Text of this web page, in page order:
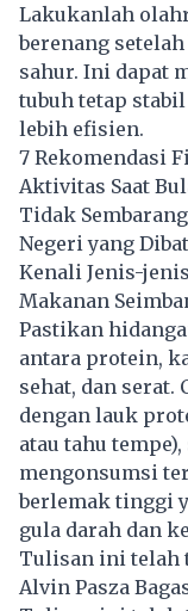
Lakukanlah
berenang
sahur. Ini dapat
tubuh tetap
lebih efisien.
7 Rekomendasi
Aktivitas Saat
Tidak
Negeri yang
Kenali Jenis-
Makanan
Pastikan
antara protein,
sehat, dan serat.
dengan lauk
atau tahu
mengonsumsi
berlemak tinggi
gula darah dan
Tulisan ini telah
Alvin Pasza